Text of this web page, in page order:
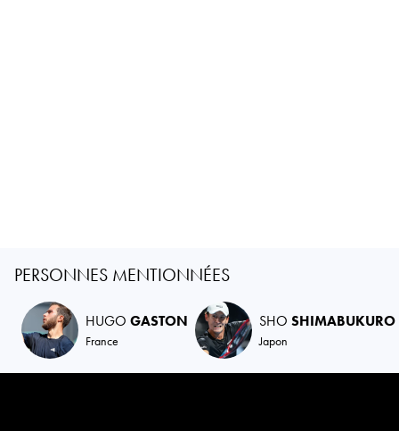
PERSONNES MENTIONNÉES
HUGO GASTON
France
SHO SHIMABUKURO
Japon